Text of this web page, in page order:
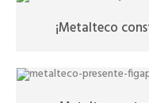
¡Metalteco